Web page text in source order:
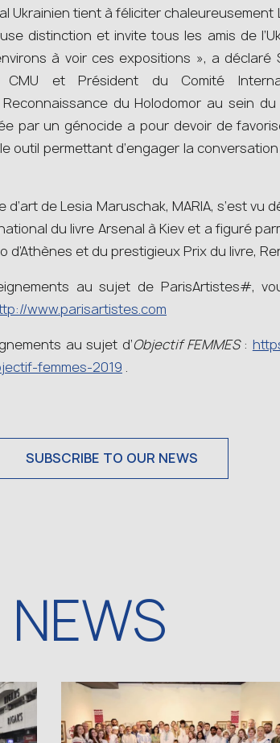
Ukrainien tient à féliciter chaleureusement
distinction et invite tous les amis de
à voir ces expositions », a déclaré
CMU et Président du Comité
du Holodomor au sein
par un génocide a pour devoir de
outil permettant d’engager la
d’art de Lesia Maruschak, MARIA, s’est vu
du livre Arsenal à Kiev et a figuré
d’Athènes et du prestigieux Prix du livre,
au sujet de ParisArtistes#,
www.parisartistes.com
au sujet d’Objectif FEMMES :
femmes-2019 .
SUBSCRIBE TO OUR NEWS